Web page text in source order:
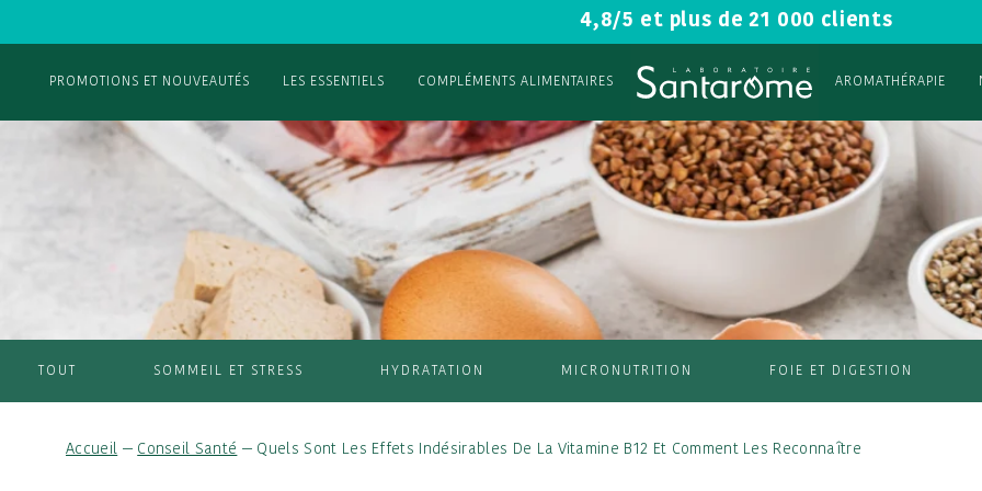
4,8/5 et plus de 21 000 clients
PROMOTIONS ET NOUVEAUTÉS LES ESSENTIELS COMPLÉMENTS ALIMENTAIRES AROMATHÉRAPIE
TOUT SOMMEIL ET STRESS HYDRATATION MICRONUTRITION FOIE ET DIGESTION
Accueil — Conseil Santé — Quels Sont Les Effets Indésirables De La Vitamine B12 Et Comment Les Reconnaître